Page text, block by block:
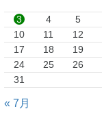
3
4 5
10
11 12
17
18 19
24
25 26
31
« 7月